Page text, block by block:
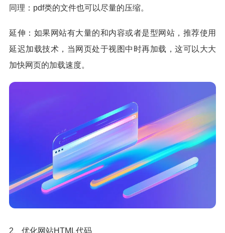
同理：pdf类的文件也可以尽量的压缩。
延伸：如果网站有大量的和内容或者是型网站，推荐使用
延迟加载技术，当网页处于视图中时再加载，这可以大大
加快网页的加载速度。
2、优化网站HTML代码